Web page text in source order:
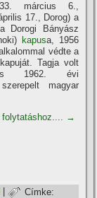
március 6.,
17., Dorog) a
Dorogi Bányász
kapusa, 1956
védte a
Tagja volt
1962. évi
magyar
→
|
Címke: